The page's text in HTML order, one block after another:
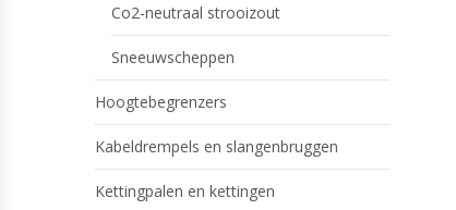
Co2-neutraal strooizout
Sneeuwscheppen
Hoogtebegrenzers
Kabeldrempels en slangenbruggen
Kettingpalen en kettingen